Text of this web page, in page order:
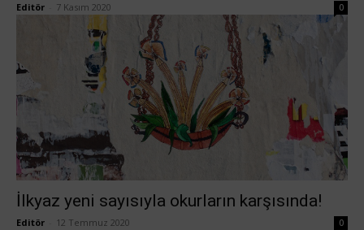
Editör 7 Kasım 2020 0
İlkyaz yeni sayısıyla okurların karşısında!
Editör 12 Temmuz 2020 0